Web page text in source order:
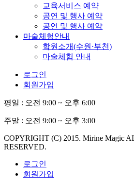
교육서비스 예약
공연 및 행사 예약
공연 및 행사 예약
마술체험안내
학원소개(수원·부천)
마술체험 안내
로그인
회원가입
평일 : 오전 9:00 ~ 오후 6:00
주말 : 오전 9:00 ~ 오후 3:00
COPYRIGHT (C) 2015. Mirine Magic
RESERVED.
로그인
회원가입